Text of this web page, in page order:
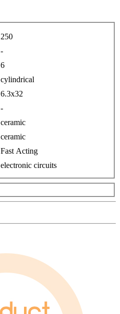
250
-
6
cylindrical
6.3x32
-
ceramic
ceramic
Fast Acting
electronic circuits